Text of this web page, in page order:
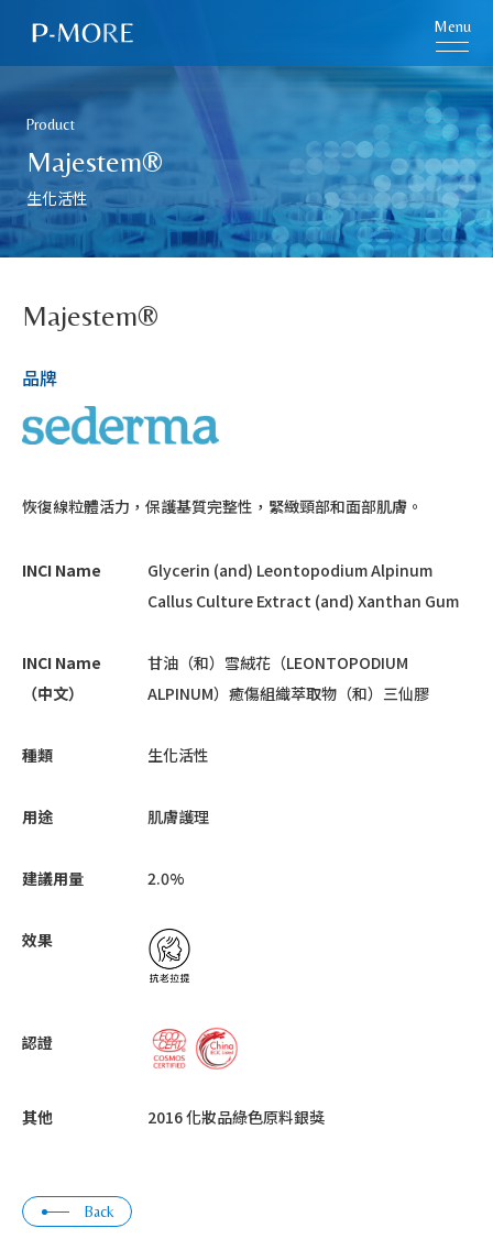
Menu
Product
Majestem®
生化活性
Majestem®
品牌
恢復線粒體活力，保護基質完整性，緊緻頸部和面部肌膚。
INCI Name
Glycerin (and) Leontopodium Alpinum
Callus Culture Extract (and) Xanthan Gum
INCI Name
（中文）
甘油（和）雪絨花（LEONTOPODIUM
ALPINUM）癒傷組織萃取物（和）三仙膠
種類 生化活性
用途 肌膚護理
建議用量 2.0%
效果
認證
其他 2016 化妝品綠色原料銀獎
Back